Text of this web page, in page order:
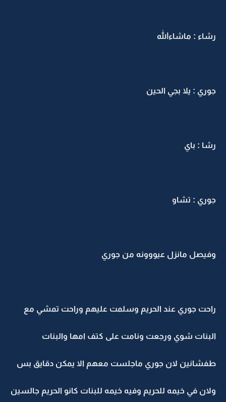
رشاء : ماشاءالله
جوري : يلا بجي الحين
رشا : باي
جوري : تشاو
وفيصل مانزل عيووونه من جوري
راحت جوري عند الحريم وسلمت عليهم وراحت تمشي مع
البنات شوي ورجعت ونامت على كتف امها والبنات
طفشانين لان جوري ماجلست معهم الا يمكن دقايق بس
ولان في خيمه للحريم وفيه خيمه للبنات كانو الحريم جالسين